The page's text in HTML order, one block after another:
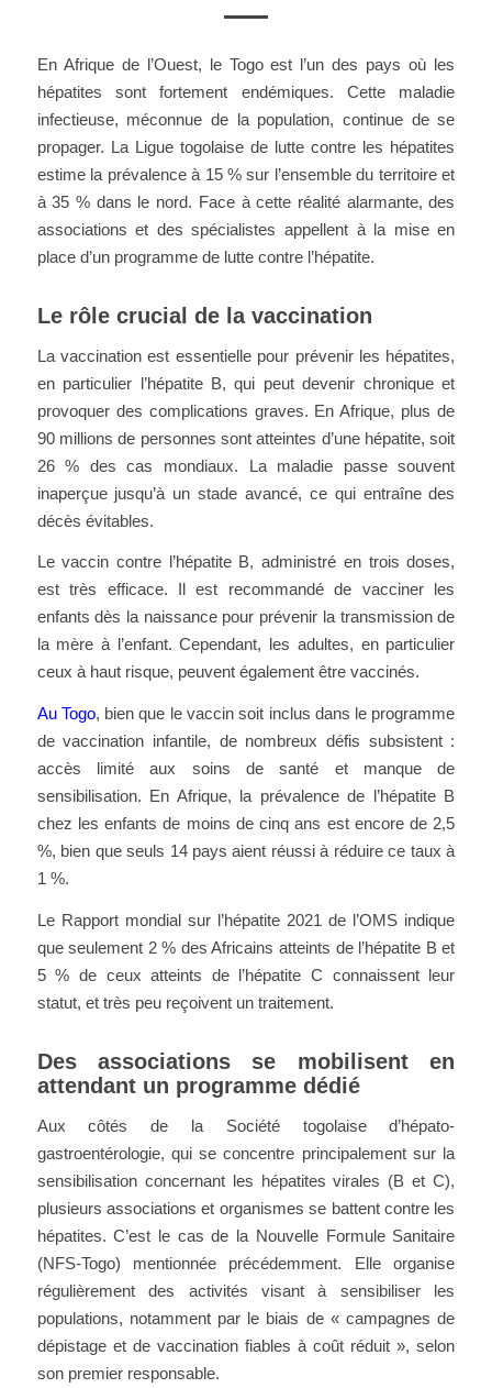
En Afrique de l’Ouest, le Togo est l’un des pays où les
hépatites sont fortement endémiques. Cette maladie
infectieuse, méconnue de la population, continue de se
propager. La Ligue togolaise de lutte contre les hépatites
estime la prévalence à 15 % sur l’ensemble du territoire et
à 35 % dans le nord. Face à cette réalité alarmante, des
associations et des spécialistes appellent à la mise en
place d’un programme de lutte contre l’hépatite.
Le rôle crucial de la vaccination
La vaccination est essentielle pour prévenir les hépatites,
en particulier l’hépatite B, qui peut devenir chronique et
provoquer des complications graves. En Afrique, plus de
90 millions de personnes sont atteintes d’une hépatite, soit
26 % des cas mondiaux. La maladie passe souvent
inaperçue jusqu’à un stade avancé, ce qui entraîne des
décès évitables.
Le vaccin contre l’hépatite B, administré en trois doses,
est très efficace. Il est recommandé de vacciner les
enfants dès la naissance pour prévenir la transmission de
la mère à l’enfant. Cependant, les adultes, en particulier
ceux à haut risque, peuvent également être vaccinés.
Au Togo, bien que le vaccin soit inclus dans le programme
de vaccination infantile, de nombreux défis subsistent :
accès limité aux soins de santé et manque de
sensibilisation. En Afrique, la prévalence de l’hépatite B
chez les enfants de moins de cinq ans est encore de 2,5
%, bien que seuls 14 pays aient réussi à réduire ce taux à
1 %.
Le Rapport mondial sur l’hépatite 2021 de l’OMS indique
que seulement 2 % des Africains atteints de l’hépatite B et
5 % de ceux atteints de l’hépatite C connaissent leur
statut, et très peu reçoivent un traitement.
Des associations se mobilisent en
attendant un programme dédié
Aux côtés de la Société togolaise d’hépato-
gastroentérologie, qui se concentre principalement sur la
sensibilisation concernant les hépatites virales (B et C),
plusieurs associations et organismes se battent contre les
hépatites. C’est le cas de la Nouvelle Formule Sanitaire
(NFS-Togo) mentionnée précédemment. Elle organise
régulièrement des activités visant à sensibiliser les
populations, notamment par le biais de « campagnes de
dépistage et de vaccination fiables à coût réduit », selon
son premier responsable.